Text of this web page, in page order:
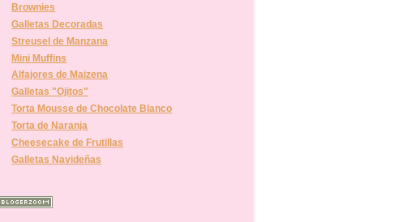
Brownies
Galletas Decoradas
Streusel de Manzana
Mini Muffins
Alfajores de Maizena
Galletas "Ojitos"
Torta Mousse de Chocolate Blanco
Torta de Naranja
Cheesecake de Frutillas
Galletas Navideñas